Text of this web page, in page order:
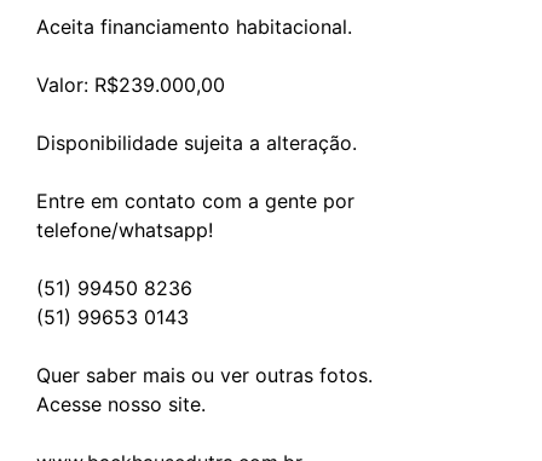
Aceita financiamento habitacional.
Valor: R$239.000,00
Disponibilidade sujeita a alteração.
Entre em contato com a gente por
telefone/whatsapp!
(51) 99450 8236
(51) 99653 0143
Quer saber mais ou ver outras fotos.
Acesse nosso site.